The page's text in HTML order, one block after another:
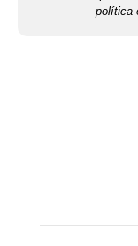
política